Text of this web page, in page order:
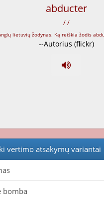
abducter
/ /
--Autorius (flickr)
vertimo atsakymų variantai
bomba